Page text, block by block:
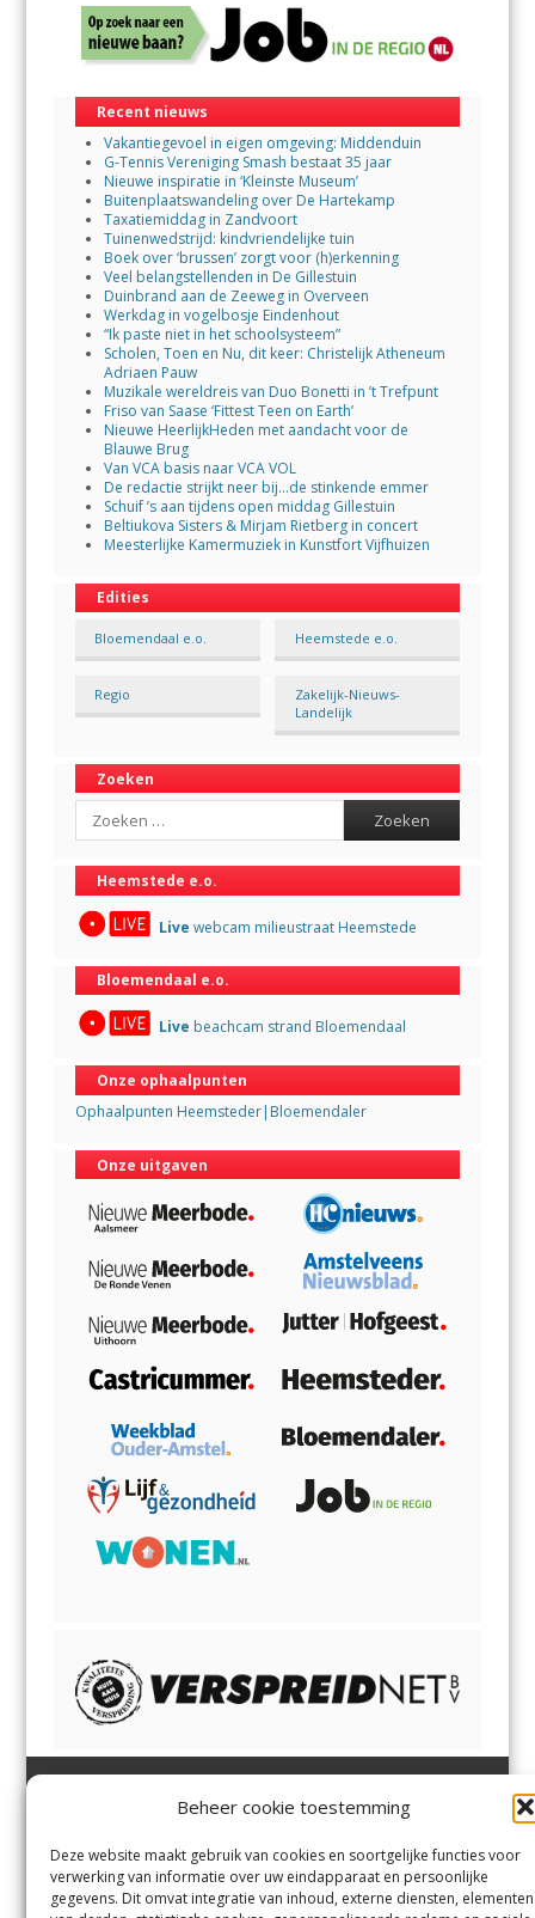
Beheer cookie toestemming
Deze website maakt gebruik van cookies en soortgelijke functies voor
verwerking van informatie over uw eindapparaat en persoonlijke
gegevens. Dit omvat integratie van inhoud, externe diensten, elementen
Recent nieuws
Vakantiegevoel in eigen omgeving: Middenduin
G-Tennis Vereniging Smash bestaat 35 jaar
Nieuwe inspiratie in ‘Kleinste Museum’
Buitenplaatswandeling over De Hartekamp
Taxatiemiddag in Zandvoort
Tuinenwedstrijd: kindvriendelijke tuin
Boek over ‘brussen’ zorgt voor (h)erkenning
Veel belangstellenden in De Gillestuin
Duinbrand aan de Zeeweg in Overveen
Werkdag in vogelbosje Eindenhout
“Ik paste niet in het schoolsysteem”
Scholen, Toen en Nu, dit keer: Christelijk Atheneum
Adriaen Pauw
Muzikale wereldreis van Duo Bonetti in ’t Trefpunt
Friso van Saase ‘Fittest Teen on Earth’
Nieuwe HeerlijkHeden met aandacht voor de
Blauwe Brug
Van VCA basis naar VCA VOL
De redactie strijkt neer bij…de stinkende emmer
Schuif ’s aan tijdens open middag Gillestuin
Beltiukova Sisters & Mirjam Rietberg in concert
Meesterlijke Kamermuziek in Kunstfort Vijfhuizen
Edities
Bloemendaal e.o. Heemstede e.o.
Regio
Zakelijk-Nieuws-
Landelijk
Zoeken
Search
Heemstede e.o.
Live webcam milieustraat Heemstede
Bloemendaal e.o.
Live beachcam strand Bloemendaal
Onze ophaalpunten
Ophaalpunten Heemsteder|Bloemendaler
Onze uitgaven
Margadantstraat 34
1976 DN IJmuiden
023-8200170
info@heemsteder.nl
Bennebroek,Vogelenzang,
OverveenenAerdenhout